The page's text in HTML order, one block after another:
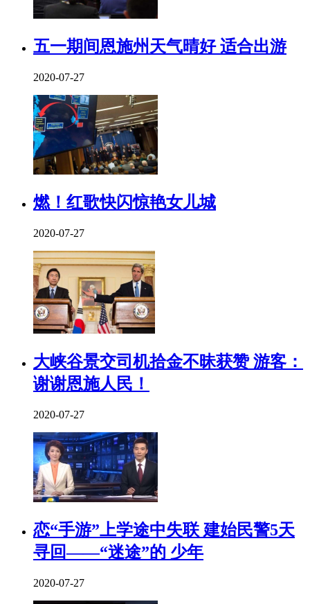
五一期间恩施州天气晴好 适合出游
2020-07-27
燃！红歌快闪惊艳女儿城
2020-07-27
大峡谷景交司机拾金不昧获赞 游客：
谢谢恩施人民！
2020-07-27
恋“手游”上学途中失联 建始民警5天
寻回——“迷途”的 少年
2020-07-27